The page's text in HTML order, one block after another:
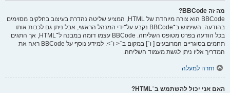
מה זה BBCode?
BBCode הוא צורה מיוחדת של HTML, המציע שליטה נהדרת בעיצוב בחלקים מסוימים
בהודעה. השימוש ב־BBCode נקבע על־ידי המנהל הראשי, אבל ניתן גם לכבות אותו
בכל הודעה בפרט מטופס השליחה. BBCode עצמו דומה במבנה ל־HTML, אך התגים
תחמים בסוגריים המרובעים [ ו־] במקום ב־< ו־>. למידע נוסף על BBCode ראה את
המדריך אליו ניתן לגשת מעמוד השליחה.
חזרה למעלה
האם אני יכול להשתמש ב־HTML?